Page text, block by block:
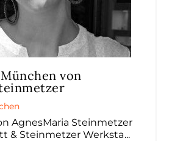
von
AgnesMaria Steinmetzer
& Steinmetzer Werksta